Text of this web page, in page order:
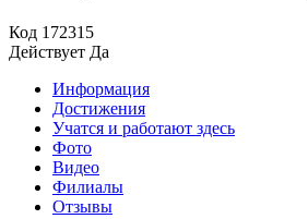
Код 172315
Действует Да
Информация
Достижения
Учатся и работают здесь
Фото
Видео
Филиалы
Отзывы